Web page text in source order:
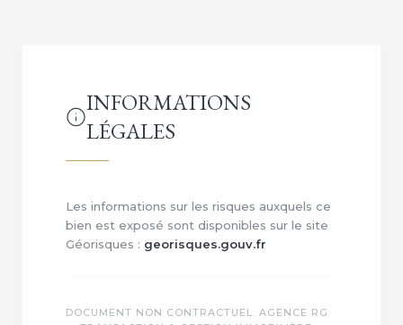
INFORMATIONS
LÉGALES
Les informations sur les risques auxquels ce
bien est exposé sont disponibles sur le site
Géorisques : georisques.gouv.fr
DOCUMENT NON CONTRACTUEL. AGENCE RG